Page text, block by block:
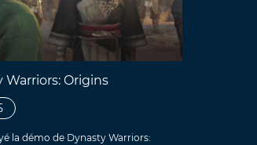
Warriors: Origins
la démo de Dynasty Warriors: